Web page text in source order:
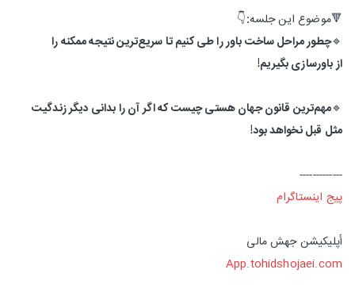
🔻موضوع این جلسه:
👇
🔹چطور مراحل ساخت باور را طی کنیم تا سریع‌ترین نتیجه ممکنه را
از باورسازی بگیریم!
🔹مهم‌ترین قانون جهان هستی چیست که اگر آن را بدانی دیگر زندگیت
مثل قبل نخواهد بود!
-------------
پیج اینستاگرام
أپلیکیشن جهش مالی
App.tohidshojaei.com